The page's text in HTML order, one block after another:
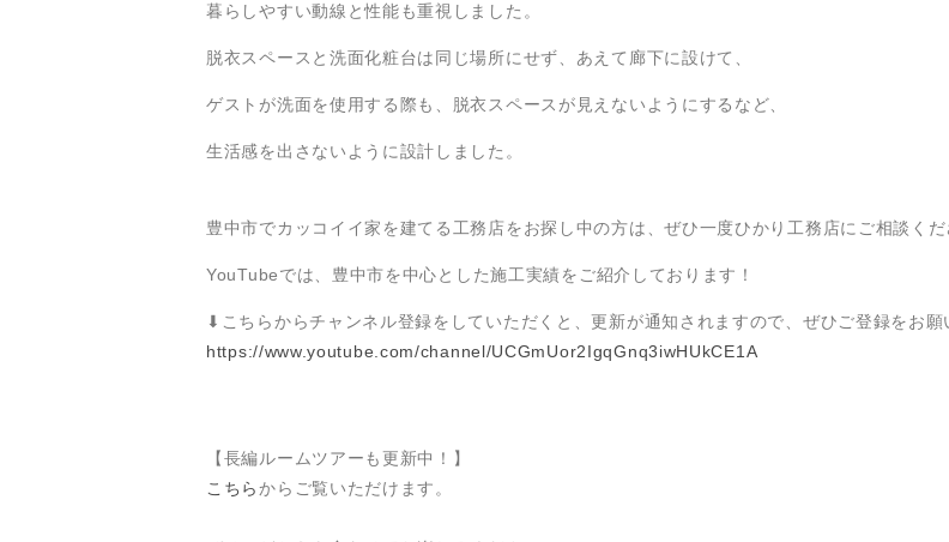
暮らしやすい動線と性能も重視しました。
脱衣スペースと洗面化粧台は同じ場所にせず、あえて廊下に設けて、
ゲストが洗面を使用する際も、脱衣スペースが見えないようにするなど、
生活感を出さないように設計しました。
豊中市でカッコイイ家を建てる工務店をお探し中の方は、ぜひ一度ひかり工務店にご相談くだ
YouTubeでは、豊中市を中心とした施工実績をご紹介しております！
⬇︎こちらからチャンネル登録をしていただくと、更新が通知されますので、ぜひご登録をお願
https://www.youtube.com/channel/UCGmUor2IgqGnq3iwHUkCE1A
【長編ルームツアーも更新中！】
こちらからご覧いただけます。